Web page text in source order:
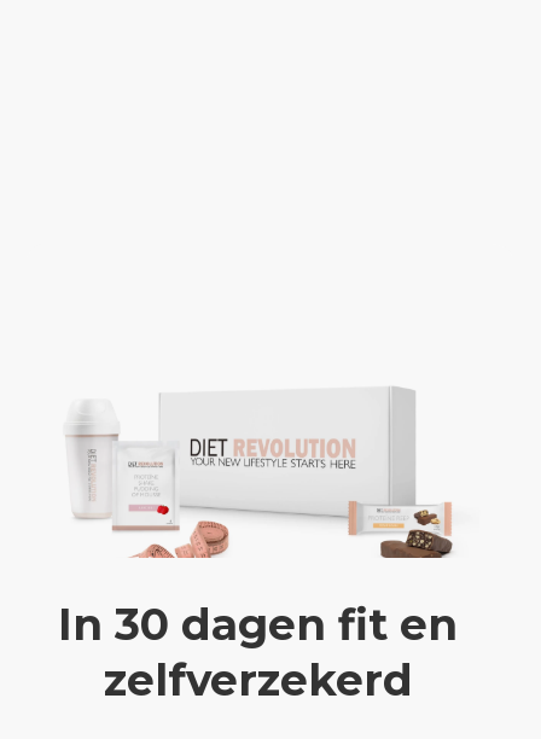
In 30 dagen fit en
zelfverzekerd